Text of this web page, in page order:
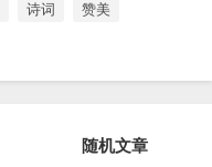
诗词
赞美
随机文章